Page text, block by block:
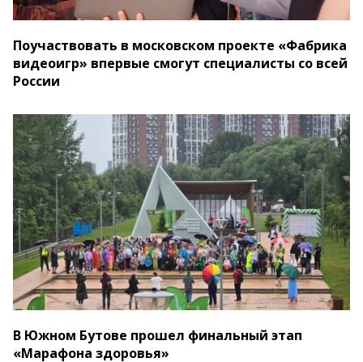
Поучаствовать в московском проекте «Фабрика
видеоигр» впервые смогут специалисты со всей
России
В Южном Бутове прошел финальный этап
«Марафона здоровья»